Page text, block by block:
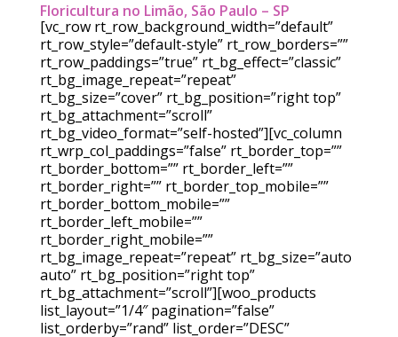
Floricultura no Limão, São Paulo – SP
[vc_row rt_row_background_width=”default”
rt_row_style=”default-style” rt_row_borders=””
rt_row_paddings=”true” rt_bg_effect=”classic”
rt_bg_image_repeat=”repeat”
rt_bg_size=”cover” rt_bg_position=”right top”
rt_bg_attachment=”scroll”
rt_bg_video_format=”self-hosted”][vc_column
rt_wrp_col_paddings=”false” rt_border_top=””
rt_border_bottom=”” rt_border_left=””
rt_border_right=”” rt_border_top_mobile=””
rt_border_bottom_mobile=””
rt_border_left_mobile=””
rt_border_right_mobile=””
rt_bg_image_repeat=”repeat” rt_bg_size=”auto
auto” rt_bg_position=”right top”
rt_bg_attachment=”scroll”][woo_products
list_layout=”1/4″ pagination=”false”
list_orderby=”rand” list_order=”DESC”